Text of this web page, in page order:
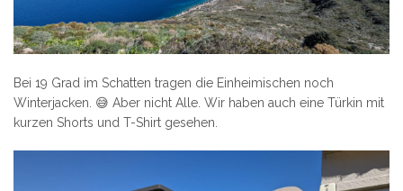
Bei 19 Grad im Schatten tragen die Einheimischen noch
Winterjacken. 😅 Aber nicht Alle. Wir haben auch eine Türkin mit
kurzen Shorts und T-Shirt gesehen.